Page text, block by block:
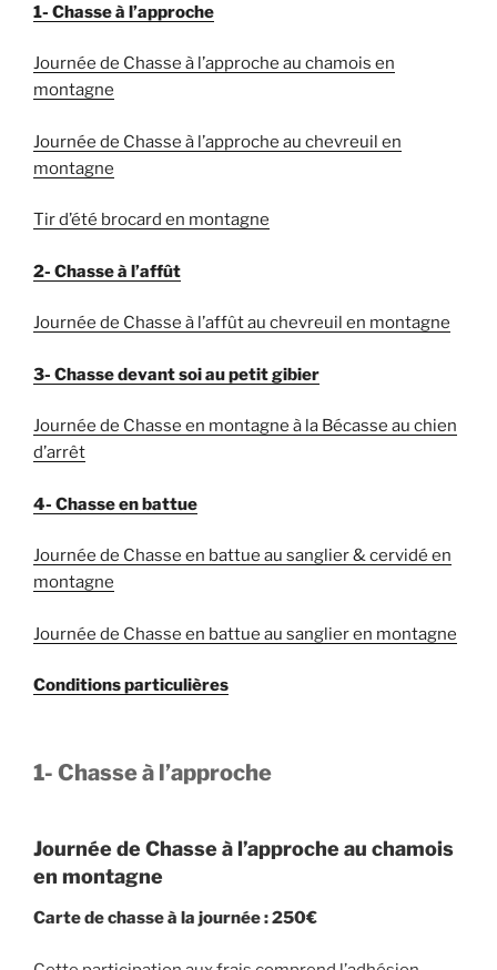
1- Chasse à l’approche
Journée de Chasse à l’approche au chamois en
montagne
Journée de Chasse à l’approche au chevreuil en
montagne
Tir d’été brocard en montagne
2- Chasse à l’affût
Journée de Chasse à l’affût au chevreuil en montagne
3- Chasse devant soi au petit gibier
Journée de Chasse en montagne à la Bécasse au chien
d’arrêt
4- Chasse en battue
Journée de Chasse en battue au sanglier & cervidé en
montagne
Journée de Chasse en battue au sanglier en montagne
Conditions particulières
1- Chasse à l’approche
Journée de Chasse à l’approche au chamois
en montagne
Carte de chasse à la journée : 250€